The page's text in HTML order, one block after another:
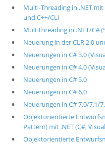
Multi-Threading in .NET
und C++/CLI
Multithreading in .NET/C#
Neuerung in der CLR 2.0
Neuerungen in C# 3.0
Neuerungen in C# 4.0
Neuerungen in C# 5.0
Neuerungen in C# 6.0
Neuerungen in C# 7.0/7.1/
Objektorientierte
Pattern) mit .NET (C#,
Objektorientierte